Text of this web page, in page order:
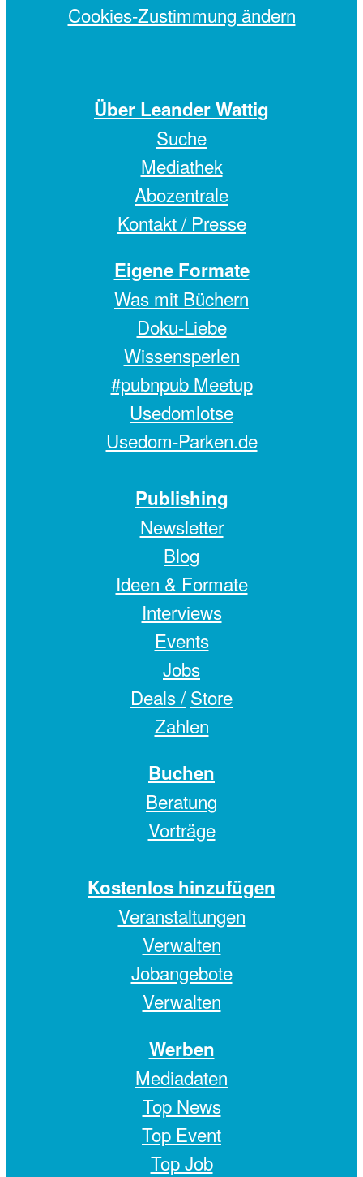
Cookies-Zustimmung ändern
Über Leander Wattig
Suche
Mediathek
Abozentrale
Kontakt / Presse
Eigene Formate
Was mit Büchern
Doku-Liebe
Wissensperlen
#pubnpub Meetup
Usedomlotse
Usedom-Parken.de
Publishing
Newsletter
Blog
Ideen & Formate
Interviews
Events
Jobs
Deals / Store
Zahlen
Buchen
Beratung
Vorträge
Kostenlos hinzufügen
Veranstaltungen
Verwalten
Jobangebote
Verwalten
Werben
Mediadaten
Top News
Top Event
Top Job